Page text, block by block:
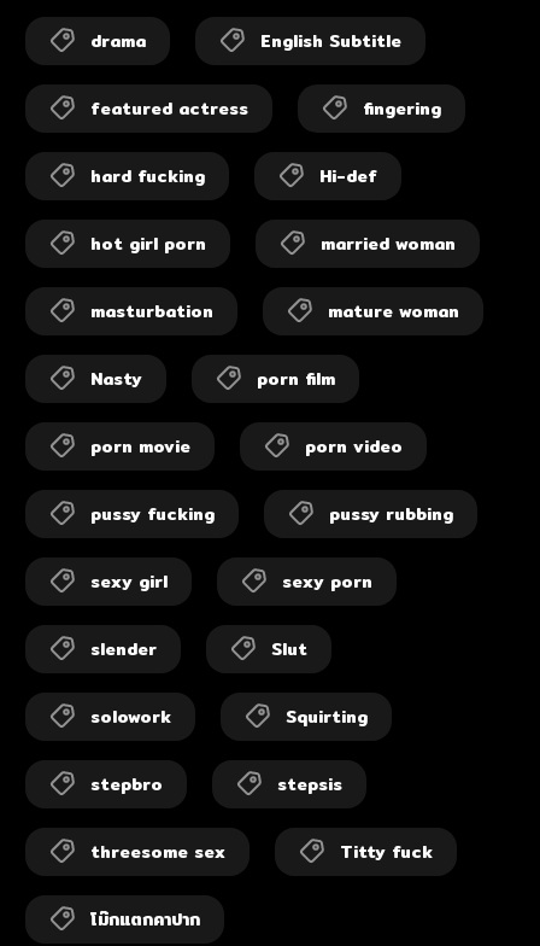
drama English Subtitle
featured actress fingering
hard fucking Hi-def
hot girl porn married woman
masturbation mature woman
Nasty porn film
porn movie porn video
pussy fucking pussy rubbing
sexy girl sexy porn
slender Slut
solowork Squirting
stepbro stepsis
threesome sex Titty fuck
โม๊กแตกคาปาก